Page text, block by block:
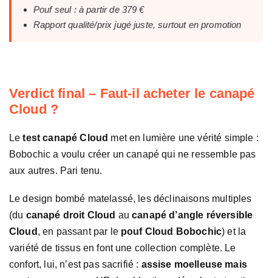
Pouf seul : à partir de 379 €
Rapport qualité/prix jugé juste, surtout en promotion
Verdict final – Faut-il acheter le canapé
Cloud ?
Letest canapé Cloud met en lumière une vérité simple :
Bobochic a voulu créer un canapé qui ne ressemble pas
aux autres. Pari tenu.
Le design bombé matelassé, les déclinaisons multiples
(du canapé droit Cloud aucanapé d’angle réversible
Cloud , en passant par le pouf Cloud Bobochic) et la
variété de tissus en font une collection complète. Le
confort, lui, n’est pas sacrifié : assise moelleuse mais